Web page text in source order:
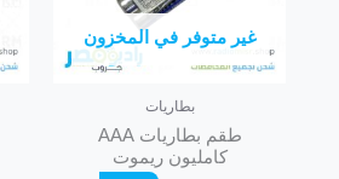
غير متوفر في المخزون
بطاريات
طقم بطاريات AAA
كامليون ريموت